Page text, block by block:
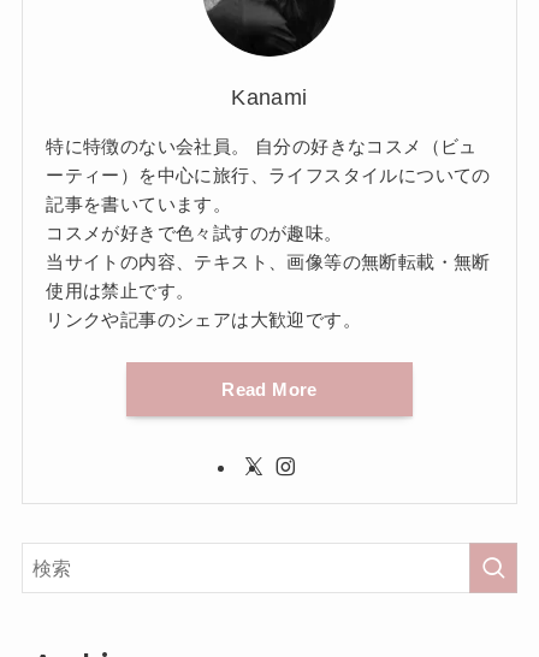
Kanami
特に特徴のない会社員。 自分の好きなコスメ（ビュ
ーティー）を中心に旅行、ライフスタイルについての
記事を書いています。
コスメが好きで色々試すのが趣味。
当サイトの内容、テキスト、画像等の無断転載・無断
使用は禁止です。
リンクや記事のシェアは大歓迎です。
Read More